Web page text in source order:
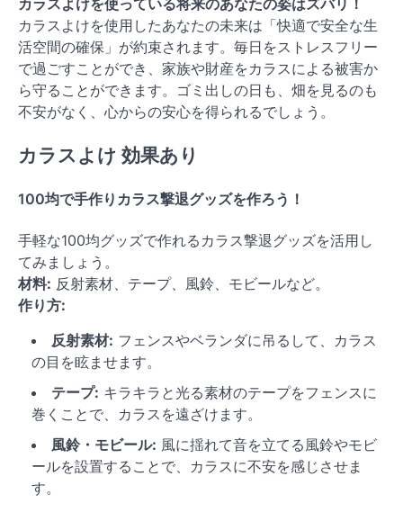
カラスよけを使っている将来のあなたの姿はズバリ！
カラスよけを使用したあなたの未来は「快適で安全な生
活空間の確保」が約束されます。毎日をストレスフリー
で過ごすことができ、家族や財産をカラスによる被害か
ら守ることができます。ゴミ出しの日も、畑を見るのも
不安がなく、心からの安心を得られるでしょう。
カラスよけ 効果あり
100均で手作りカラス撃退グッズを作ろう！
手軽な100均グッズで作れるカラス撃退グッズを活用し
てみましょう。
材料: 反射素材、テープ、風鈴、モビールなど。
作り方:
反射素材: フェンスやベランダに吊るして、カラス
の目を眩ませます。
テープ: キラキラと光る素材のテープをフェンスに
巻くことで、カラスを遠ざけます。
風鈴・モビール: 風に揺れて音を立てる風鈴やモビ
ールを設置することで、カラスに不安を感じさせま
す。